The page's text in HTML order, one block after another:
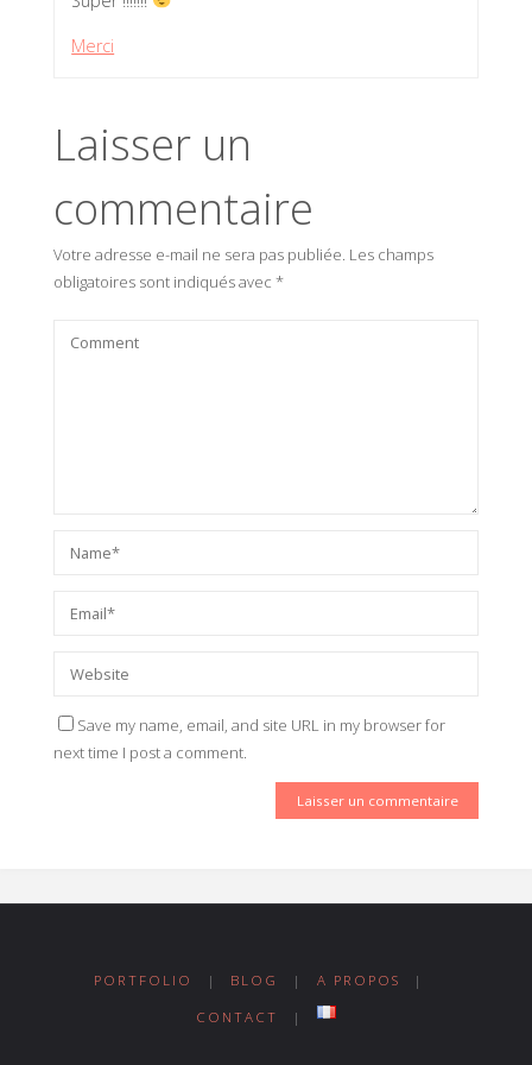
Merci
Laisser un
commentaire
Votre adresse e-mail ne sera pas publiée. Les champs
obligatoires sont indiqués avec *
Save my name, email, and site URL in my browser for
next time I post a comment.
PORTFOLIO | BLOG | A PROPOS |
CONTACT |